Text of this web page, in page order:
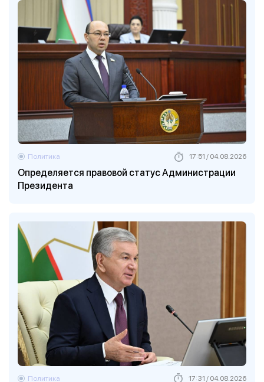
Определяется правовой статус Администрации
Президента
Политика 17:51 / 04.08.2026
Политика 17:31 / 04.08.2026